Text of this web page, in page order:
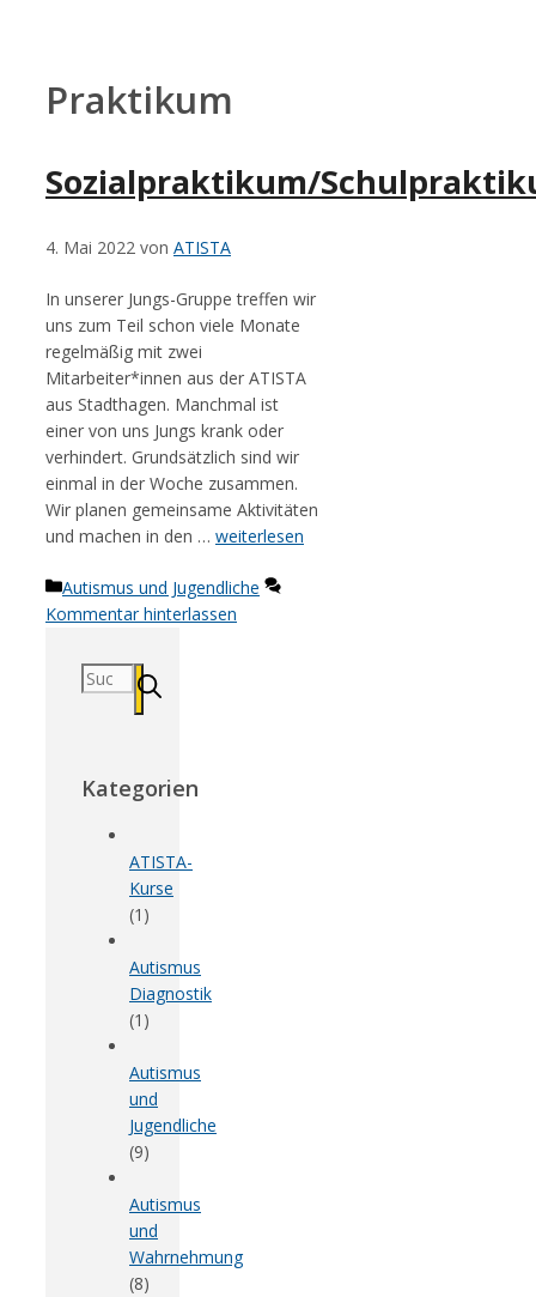
Praktikum
Sozialpraktikum/
4. Mai 2022 von ATISTA
In unserer Jungs-Gruppe treffen wir
uns zum Teil schon viele Monate
regelmäßig mit zwei
Mitarbeiter*innen aus der ATISTA
aus Stadthagen. Manchmal ist
einer von uns Jungs krank oder
verhindert. Grundsätzlich sind wir
einmal in der Woche zusammen.
Wir planen gemeinsame Aktivitäten
und machen in den … weiterlesen
Kategorien
Autismus und Jugendliche
Kommentar hinterlassen
Suchen
nach:
Kategorien
ATISTA-
Kurse
(1)
Autismus
Diagnostik
(1)
Autismus
und
Jugendliche
(9)
Autismus
und
Wahrnehmung
(8)